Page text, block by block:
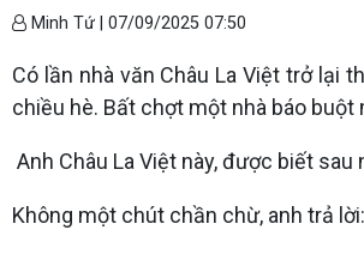
Minh Tứ | 07/09/2025 07:50
Có lần nhà văn Châu La Việt trở lại
chiều hè. Bất chợt một nhà báo buột
Anh Châu La Việt này, được biết
Không một chút chần chừ, anh trả lời: